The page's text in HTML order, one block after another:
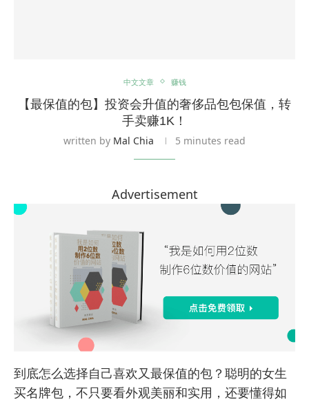
中文文章 赚钱
【最保值的包】投资会升值的奢侈品包包保值，转
手卖赚1K！
written by Mal Chia 5 minutes read
Advertisement
到底怎么选择自己喜欢又最保值的包？聪明的女生
买名牌包，不只要看外观美丽和实用，还要懂得如